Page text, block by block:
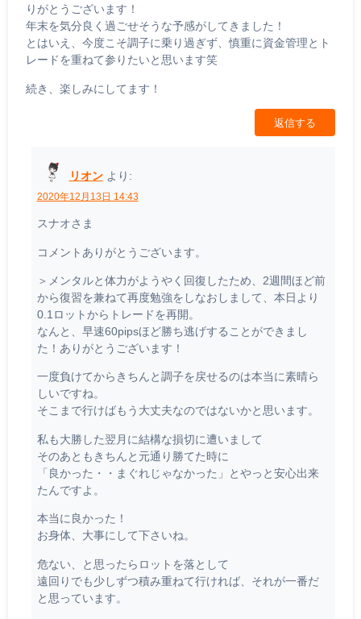
りがとうございます！
年末を気分良く過ごせそうな予感がしてきました！
とはいえ、今度こそ調子に乗り過ぎず、慎重に資金管理とト
レードを重ねて参りたいと思います笑
続き、楽しみにしてます！
返信する
リオン より:
2020年12月13日 14:43
スナオさま
コメントありがとうございます。
＞メンタルと体力がようやく回復したため、2週間ほど前
から復習を兼ねて再度勉強をしなおしまして、本日より
0.1ロットからトレードを再開。
なんと、早速60pipsほど勝ち逃げすることができまし
た！ありがとうございます！
一度負けてからきちんと調子を戻せるのは本当に素晴ら
しいですね。
そこまで行けばもう大丈夫なのではないかと思います。
私も大勝した翌月に結構な損切に遭いまして
そのあともきちんと元通り勝てた時に
「良かった・・まぐれじゃなかった」とやっと安心出来
たんですよ。
本当に良かった！
お身体、大事にして下さいね。
危ない、と思ったらロットを落として
遠回りでも少しずつ積み重ねて行ければ、それが一番だ
と思っています。